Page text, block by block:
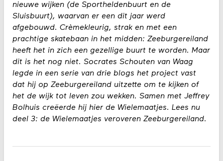
nieuwe wijken (de Sportheldenbuurt en de
Sluisbuurt), waarvan er een dit jaar werd
afgebouwd. Crèmekleurig, strak en met een
prachtige skatebaan in het midden: Zeeburgereiland
heeft het in zich een gezellige buurt te worden. Maar
dit is het nog niet. Socrates Schouten van Waag
legde in een serie van drie blogs het project vast
dat hij op Zeeburgereiland uitzette om te kijken of
het de wijk tot leven zou wekken. Samen met Jeffrey
Bolhuis creëerde hij hier de Wielemaatjes. Lees nu
deel 3: de Wielemaatjes veroveren Zeeburgereiland.